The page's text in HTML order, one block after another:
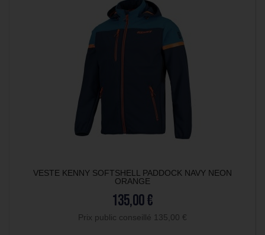
VESTE KENNY SOFTSHELL PADDOCK NAVY NEON
ORANGE
135,00 €
Prix public conseillé 135,00 €